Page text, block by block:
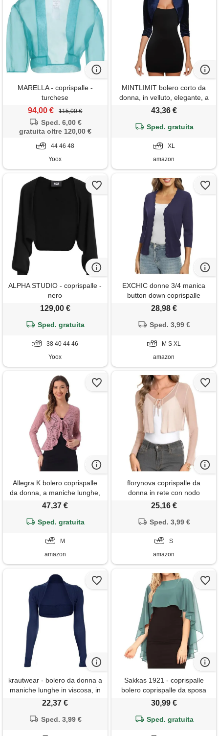
MARELLA - coprispalle -
turchese
94,00 € 115,00 €
Sped. 6,00 €
gratuita oltre 120,00 €
44 46 48
Yoox
MINTLIMIT bolero corto da
donna, in velluto, elegante, a
3/4, con maniche a 3/4, n-
43,36 €
Sped. gratuita
XL
amazon
ALPHA STUDIO - coprispalle -
nero
129,00 €
Sped. gratuita
38 40 44 46
Yoox
EXCHIC donne 3/4 manica
button down coprispalle
maglia scollo a v tinta unita
elastico leggero cardigan per
vestito(xl, blu navy)
28,98 €
Sped. 3,99 €
M S XL
amazon
Allegra K bolero coprispalle
da donna, a maniche lunghe,
con motivo floreale, cardigan
47,37 €
Sped. gratuita
M
amazon
florynova coprispalle da
donna in rete con nodo
frontale, cardigan corto a
25,16 €
Sped. 3,99 €
S
amazon
krautwear - bolero da donna a
maniche lunghe in viscosa, in
tinta unita, per matrimoni,
22,37 €
Sped. 3,99 €
Sakkas 1921 - coprispalle
bolero coprispalle da sposa
damigella d'onore da sposa in
anya - blu acciaio - os
30,99 €
Sped. gratuita